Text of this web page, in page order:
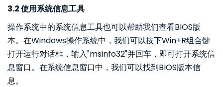
3.2 使用系统信息工具
操作系统中的系统信息工具也可以帮助我们查看BIOS版
本。在Windows操作系统中，我们可以按下Win+R组合键
打开运行对话框，输入"msinfo32"并回车，即可打开系统信
息窗口。在系统信息窗口中，我们可以找到BIOS版本信
息。